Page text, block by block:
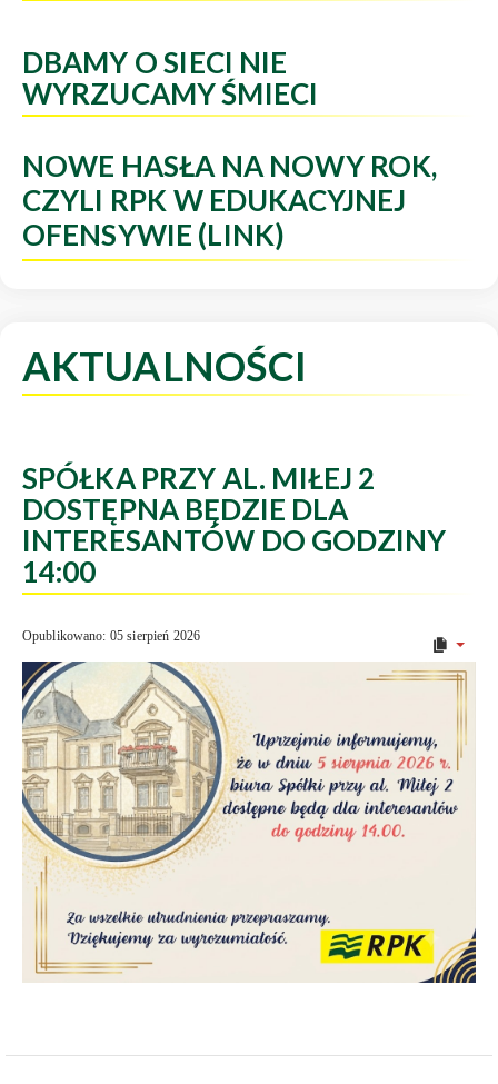
DBAMY O SIECI NIE
WYRZUCAMY ŚMIECI
NOWE HASŁA NA NOWY ROK,
CZYLI RPK W EDUKACYJNEJ
OFENSYWIE (LINK)
AKTUALNOŚCI
SPÓŁKA PRZY AL. MIŁEJ 2
DOSTĘPNA BĘDZIE DLA
INTERESANTÓW DO GODZINY
14:00
Opublikowano: 05 sierpień 2026